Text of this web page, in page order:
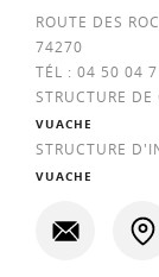
ROUTE DES
74270
TÉL : 04 50 04
STRUCTURE DE
VUACHE
STRUCTURE
VUACHE